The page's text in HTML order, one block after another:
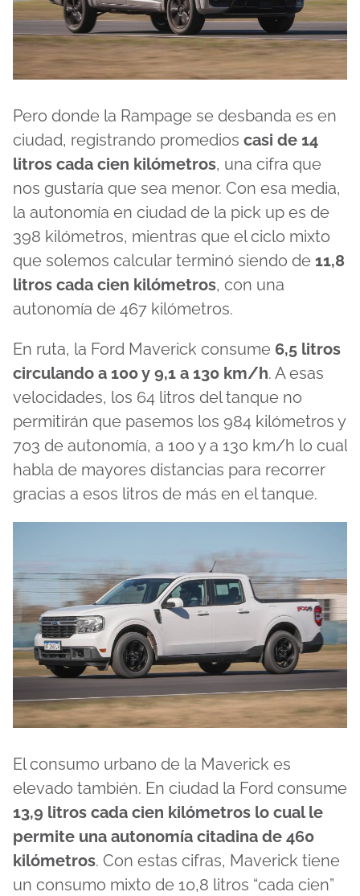
Pero donde la Rampage se desbanda es en
ciudad, registrando promedios casi de 14
litros cada cien kilómetros, una cifra que
nos gustaría que sea menor. Con esa media,
la autonomía en ciudad de la pick up es de
398 kilómetros, mientras que el ciclo mixto
que solemos calcular terminó siendo de 11,8
litros cada cien kilómetros, con una
autonomía de 467 kilómetros.
En ruta, la Ford Maverick consume 6,5 litros
circulando a 100 y 9,1 a 130 km/h. A esas
velocidades, los 64 litros del tanque no
permitirán que pasemos los 984 kilómetros y
703 de autonomía, a 100 y a 130 km/h lo cual
habla de mayores distancias para recorrer
gracias a esos litros de más en el tanque.
El consumo urbano de la Maverick es
elevado también. En ciudad la Ford consume
13,9 litros cada cien kilómetros lo cual le
permite una autonomía citadina de 460
kilómetros. Con estas cifras, Maverick tiene
un consumo mixto de 10,8 litros “cada cien”